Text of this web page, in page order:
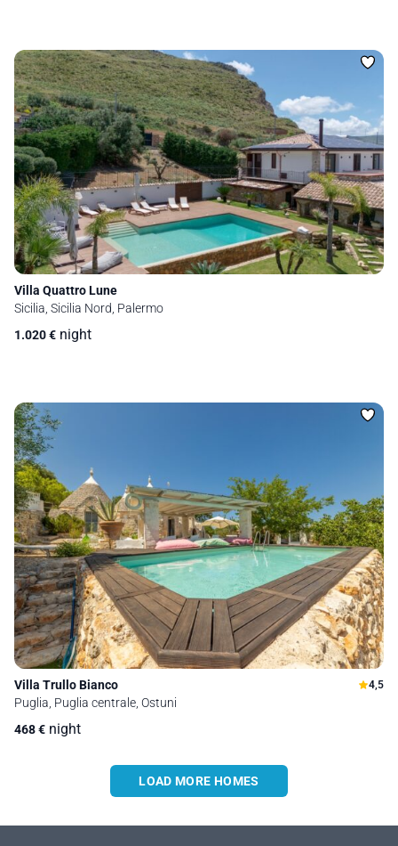
Villa Quattro Lune
Sicilia, Sicilia Nord, Palermo
1.020€ night
Villa Trullo Bianco 4,5
Puglia, Puglia centrale, Ostuni
468€ night
LOAD MORE HOMES